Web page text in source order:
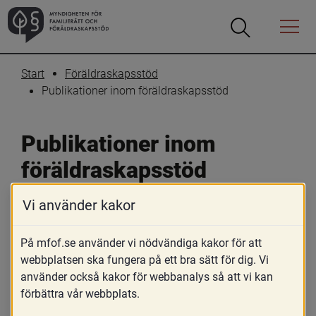
Öppna
Öppna
Menyn
Start
Föräldraskapsstöd
Publikationer inom föräldraskapsstöd
Publikationer inom
föräldraskapsstöd
Skriv ut
På den här sidan hittar du MFoF:s egna
publikationer som på olika sätt berör
området föräldraskapsstöd. Du finner
Vi använder kakor
På mfof.se använder vi nödvändiga kakor för att
webbplatsen ska fungera på ett bra sätt för dig. Vi
använder också kakor för webbanalys så att vi kan
förbättra vår webbplats.